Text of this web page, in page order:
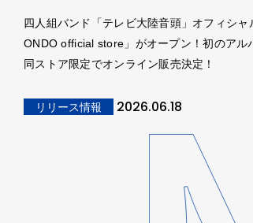
四人組バンド「テレビ大陸音頭」オフィシ
ONDO official store」がオープン！初のアル
同ストア限定でオンライン販売決定！
リリース情報 2026.06.18